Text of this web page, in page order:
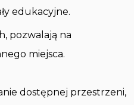
edukacyjne.
pozwalają na
miejsca.
dostępnej przestrzeni,